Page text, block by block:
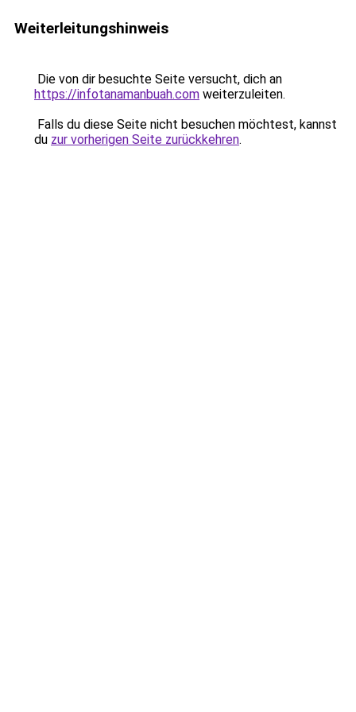
Weiterleitungshinweis
Die von dir besuchte Seite versucht, dich an
https://infotanamanbuah.com weiterzuleiten.
Falls du diese Seite nicht besuchen möchtest, kannst
du zur vorherigen Seite zurückkehren.